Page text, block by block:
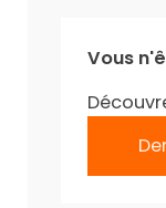
Vous